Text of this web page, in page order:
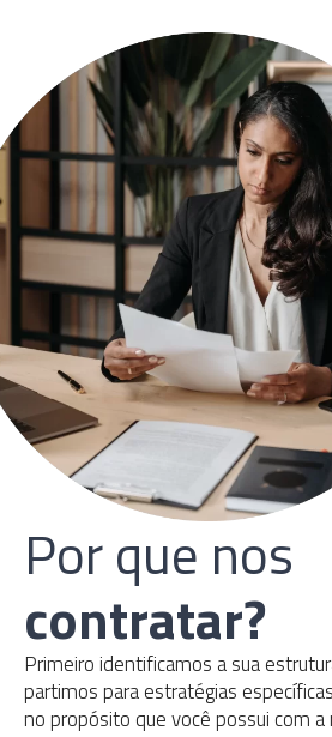
Por que nos
contratar?
Primeiro identificamos a sua
partimos para estratégias
no propósito que você possui com a